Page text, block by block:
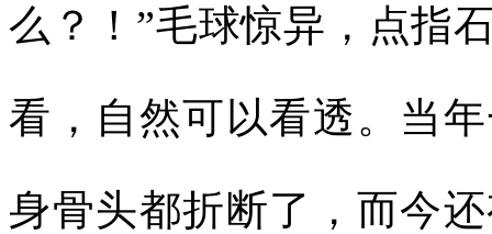
么？！”毛球惊异，点指
看，自然可以看透。当
身骨头都折断了，而今